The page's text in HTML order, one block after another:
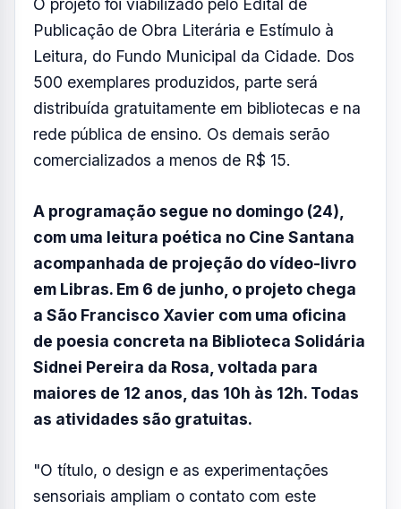
a São Francisco Xavier com uma oficina
de poesia concreta na Biblioteca Solidária
Sidnei Pereira da Rosa, voltada para
maiores de 12 anos, das 10h às 12h. Todas
as atividades são gratuitas.
sensoriais ampliam o contato com este
formato e formam um chamado a libertar-se
um pouco das telas e da mente", afirma a
autora.
Resumo de Notícias
Receba as atualizações do Vale do Paraíba